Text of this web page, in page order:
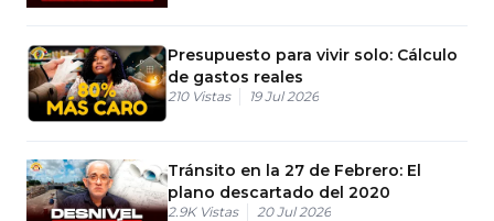
Presupuesto para vivir solo: Cálculo
de gastos reales
210 Vistas 19 Jul 2026
Tránsito en la 27 de Febrero: El
plano descartado del 2020
2.9K Vistas 20 Jul 2026